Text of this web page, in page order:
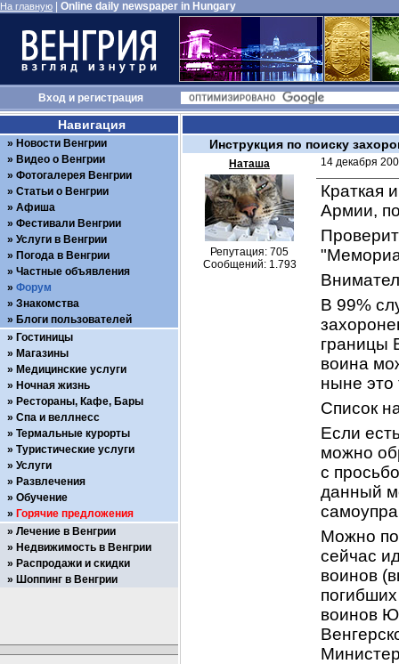
На главную Online daily newspaper in Hungary
Входи регистрация
Инструкция по поиску
Наташа
Репутация: 705
Сообщений: 1.793
14 декабря
Краткая
Армии,
В 99%
границы
воина
ныне это
Список
Если
можно
с
данный
Можно
сейчас
воинов
воинов
Навигация
Новости Венгрии
Видео о Венгрии
Фотогалерея Венгрии
Статьи о Венгрии
Афиша
Фестивали Венгрии
Услуги в Венгрии
Погода в Венгрии
Частные объявления
Форум
Знакомства
Блоги пользователей
Гостиницы
Магазины
Медицинские услуги
Ночная жизнь
Рестораны, Кафе, Бары
Спа и веллнесс
Термальные курорты
Туристические услуги
Услуги
Развлечения
Обучение
Горячие предложения
Лечение в Венгрии
Недвижимость в Венгрии
Распродажи и скидки
Шоппинг в Венгрии